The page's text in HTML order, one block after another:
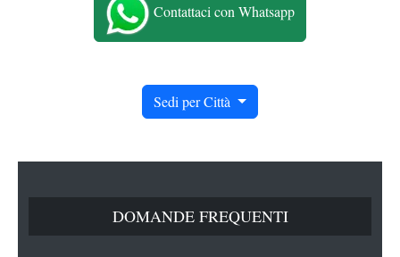
Contattaci con Whatsapp
Sedi per Città
DOMANDE FREQUENTI